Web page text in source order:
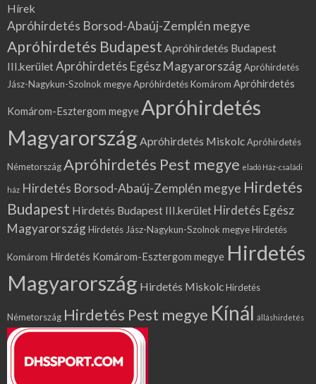
Hírek
Apróhirdetés Borsod-Abaúj-Zemplén megye
Apróhirdetés Budapest Apróhirdetés Budapest
III.kerületApróhirdetés Egész MagyarországApróhirdetés
Jász-Nagykun-Szolnok megyeApróhirdetés Komárom Apróhirdetés
Komárom-Esztergom megye Apróhirdetés
Magyarország Apróhirdetés MiskolcApróhirdetés
NémetországApróhirdetés Pest megye eladó Ház-családi
ház Hirdetés Borsod-Abaúj-Zemplén megye Hirdetés
Budapest Hirdetés Budapest III.kerület Hirdetés Egész
MagyarországHirdetés Jász-Nagykun-Szolnok megyeHirdetés
Komárom Hirdetés Komárom-Esztergom megye Hirdetés
Magyarország Hirdetés MiskolcHirdetés
Németország Hirdetés Pest megye Kínál álláshirdetés